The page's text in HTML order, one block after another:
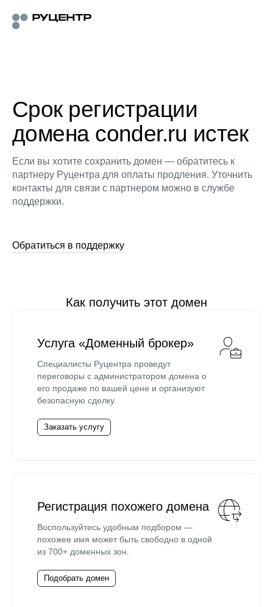
Срок регистрации
домена conder.ru истек
Если вы хотите сохранить домен — обратитесь к
партнеру Руцентра для оплаты продления. Уточнить
контакты для связи с партнером можно в службе
поддержки.
Обратиться в поддержку
Как получить этот домен
Услуга «Доменный брокер»
Специалисты Руцентра проведут
переговоры с администратором домена о
его продаже по вашей цене и организуют
безопасную сделку.
Заказать услугу
Регистрация похожего домена
Воспользуйтесь удобным подбором —
похожее имя может быть свободно в одной
из 700+ доменных зон.
Подобрать домен